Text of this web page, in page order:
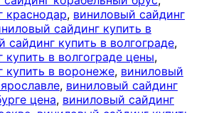
краснодар, виниловый сайдинг
сайдинг купить в
сайдинг купить в волгограде,
в волгограде цены,
купить в воронеже, виниловый
, виниловый сайдинг
цена, виниловый сайдинг